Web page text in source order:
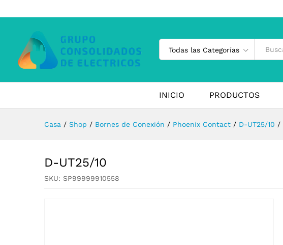
Todas las Categorías
INICIO PRODUCTOS
Casa / Shop / Bornes de Conexión / Phoenix Contact / D-UT25/10 /
D-UT25/10
SKU: SP99999910558